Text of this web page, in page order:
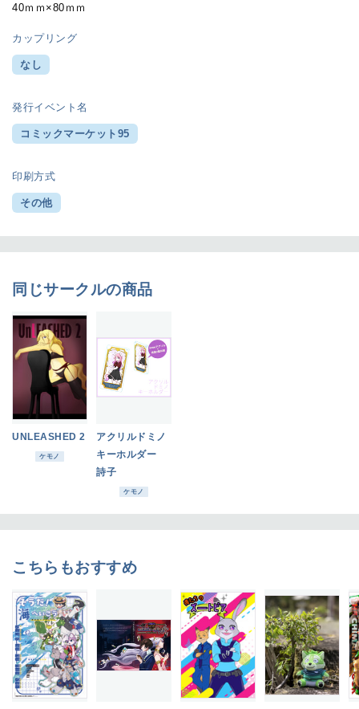
40ｍｍ×80ｍｍ
カップリング
なし
発行イベント名
コミックマーケット95
印刷方式
その他
同じサークルの商品
UNLEASHED 2
ケモノ
アクリルドミノ
キーホルダー
詩子
ケモノ
こちらもおすすめ